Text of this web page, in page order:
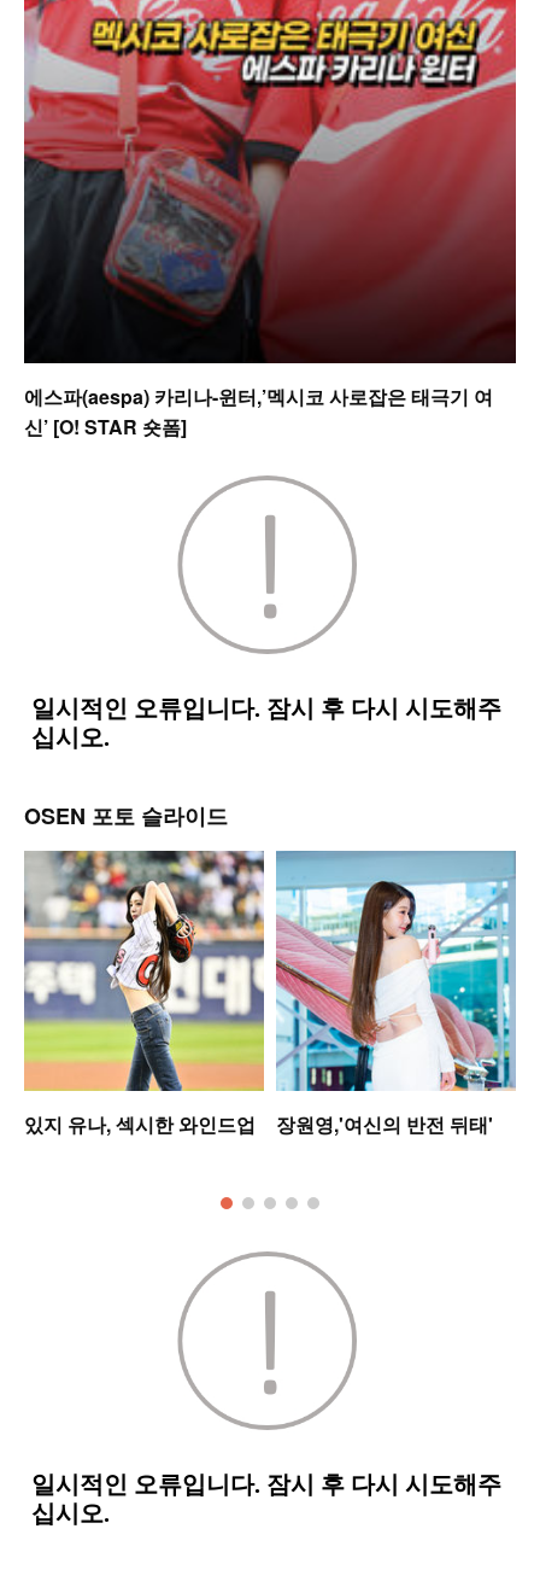
에스파(aespa) 카리나-윈터,’멕시코 사로잡은 태극기 여
신’ [O! STAR 숏폼]
OSEN 포토 슬라이드
있지 유나, 섹시한 와인드업 장원영,'여신의 반전 뒤태'